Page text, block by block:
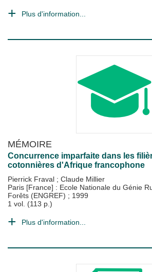
Plus d'information...
MÉMOIRE
Concurrence imparfaite dans les
cotonnières d'Afrique francophone
Pierrick Fraval ; Claude Millier
Paris [France] : Ecole Nationale du Génie
Forêts (ENGREF) ; 1999
1 vol. (113 p.)
Plus d'information...